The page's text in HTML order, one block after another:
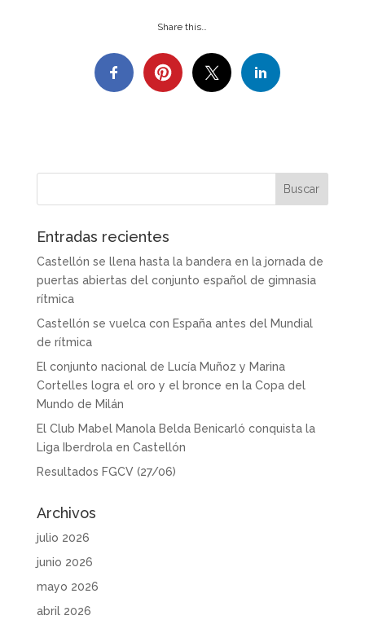
Share this…
Entradas recientes
Castellón se llena hasta la bandera en la jornada de
puertas abiertas del conjunto español de gimnasia
rítmica
Castellón se vuelca con España antes del Mundial
de rítmica
El conjunto nacional de Lucía Muñoz y Marina
Cortelles logra el oro y el bronce en la Copa del
Mundo de Milán
El Club Mabel Manola Belda Benicarló conquista la
Liga Iberdrola en Castellón
Resultados FGCV (27/06)
Archivos
julio 2026
junio 2026
mayo 2026
abril 2026